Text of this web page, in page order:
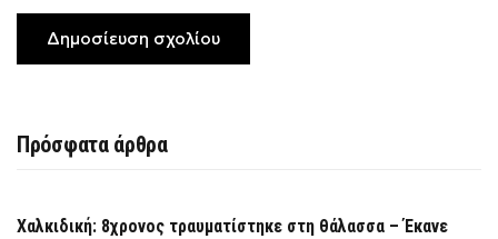
Πρόσφατα άρθρα
Χαλκιδική: 8χρονος τραυματίστηκε στη θάλασσα – Έκανε